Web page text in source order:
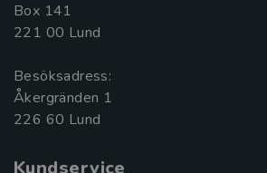
Box 141
221 00 Lund
Besöksadress:
Åkergränden 1